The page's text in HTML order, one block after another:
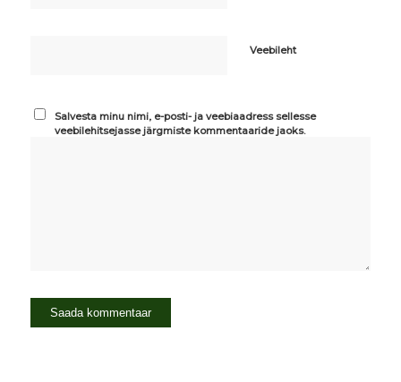
Veebileht
Salvesta minu nimi, e-posti- ja veebiaadress sellesse
veebilehitsejasse järgmiste kommentaaride jaoks.